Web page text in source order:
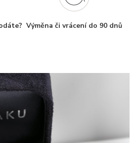
Výměna či vrácení do 90 dnů